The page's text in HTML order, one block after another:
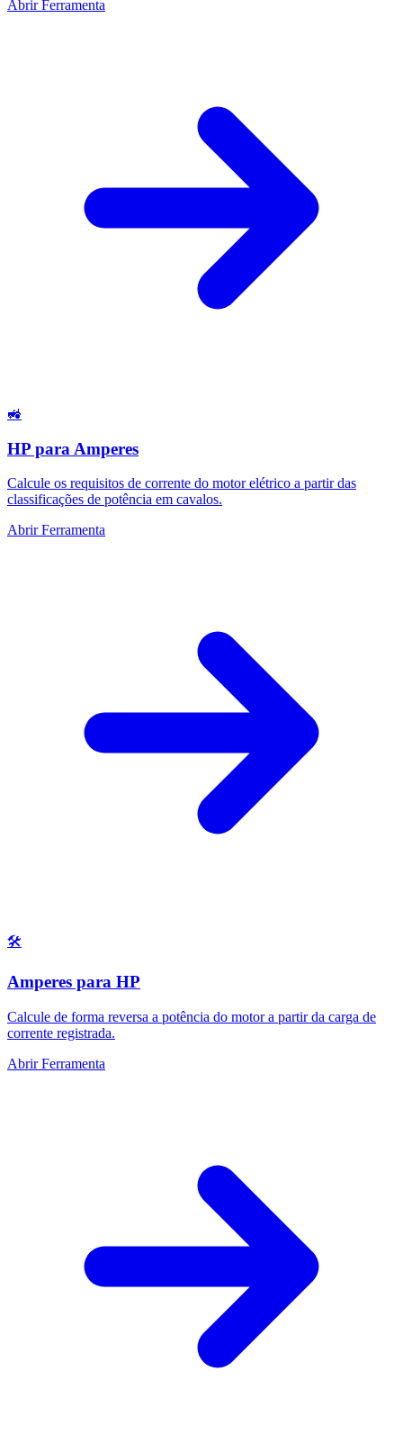
Abrir Ferramenta
🚜
HP para Amperes
Calcule os requisitos de corrente do motor elétrico a partir das
classificações de potência em cavalos.
Abrir Ferramenta
🛠️
Amperes para HP
Calcule de forma reversa a potência do motor a partir da carga de
corrente registrada.
Abrir Ferramenta